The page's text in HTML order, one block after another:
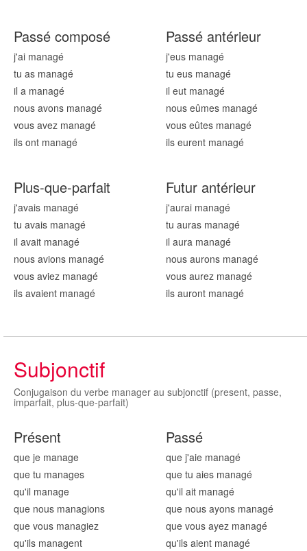
Passé composé
j'ai managé
tu as managé
il a managé
nous avons managé
vous avez managé
ils ont managé
Passé antérieur
j'eus managé
tu eus managé
il eut managé
nous eûmes managé
vous eûtes managé
ils eurent managé
Plus-que-parfait
j'avais managé
tu avais managé
il avait managé
nous avions managé
vous aviez managé
ils avaient managé
Futur antérieur
j'aurai managé
tu auras managé
il aura managé
nous aurons managé
vous aurez managé
ils auront managé
Subjonctif
Conjugaison du verbe manager au subjonctif (present, passe,
imparfait, plus-que-parfait)
Présent
que je manage
que tu manages
qu'il manage
que nous managions
que vous managiez
qu'ils managent
Passé
que j'aie managé
que tu aies managé
qu'il ait managé
que nous ayons managé
que vous ayez managé
qu'ils aient managé